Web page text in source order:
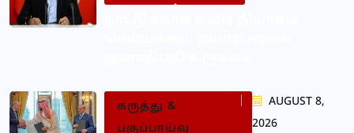
கருத்து &
பகுப்பாய்வு
AUGUST 8,
2026